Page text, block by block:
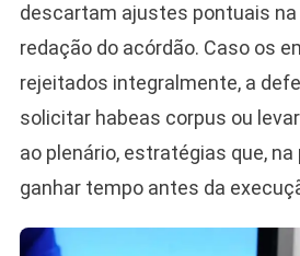
descartam ajustes pontuais
redação do acórdão. Caso os
rejeitados integralmente, a
solicitar habeas corpus ou
ao plenário, estratégias que,
ganhar tempo antes da